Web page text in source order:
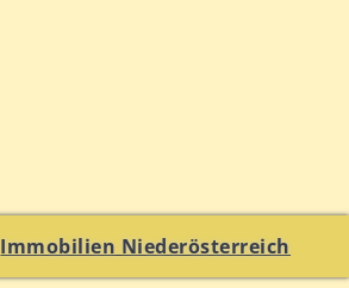
Immobilien Niederösterreich